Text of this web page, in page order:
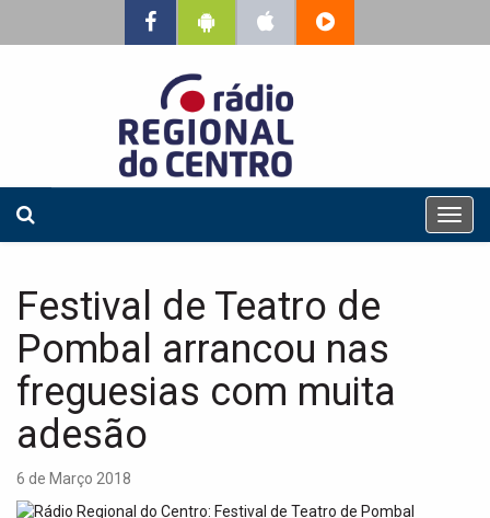
T
o
Festival de Teatro de
Pombal arrancou nas
freguesias com muita
adesão
6 de Março 2018